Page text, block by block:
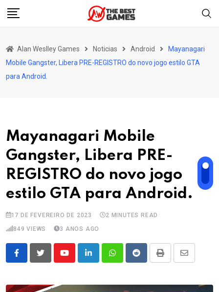
Skip
Alan Weslley Games Noticias Android
Mayanagari
Mobile Gangster, Libera PRE-REGISTRO do novo jogo estilo GTA
para Android.
Mayanagari Mobile
Gangster, Libera PRE-
REGISTRO do novo jogo
estilo GTA para Android.
17 DE FEVEREIRO DE 2023
2 MINUTES READ
849 VIEWS 3 ANOS AGO
YoutubeLinkedInWhatsappRedditPrint
Share
Email